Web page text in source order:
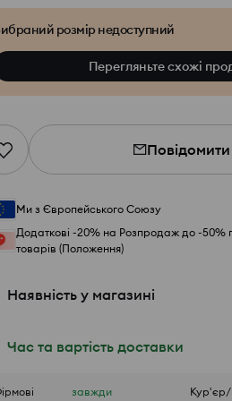
розмір недоступний
Перегляньте схожі
Ми з Європейського Союзу
Додаткові -20% на Розпродаж до -50%
товарів (Положення)
Наявність у магазині
Час та вартість доставки
завжди Кур'єр/